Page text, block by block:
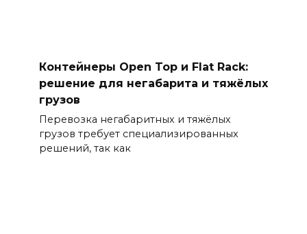
Контейнеры Open Top и Flat Rack:
решение для негабарита и тяжёлых
грузов
Перевозка негабаритных и тяжёлых
грузов требует специализированных
решений, так как